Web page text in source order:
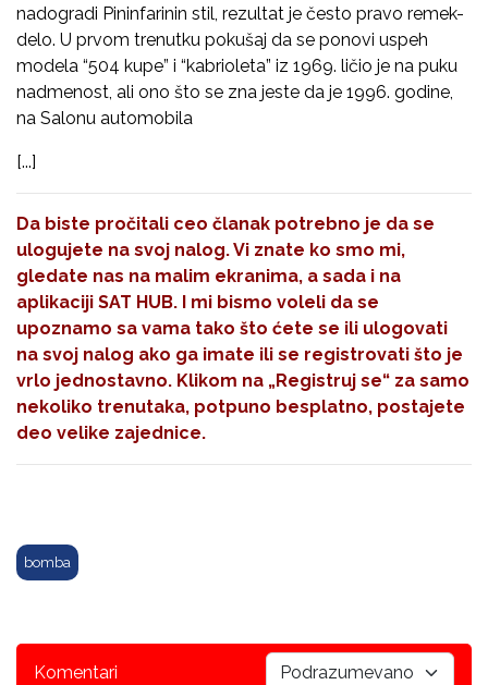
nadogradi Pininfarinin stil, rezultat je često pravo remek-
delo. U prvom trenutku pokušaj da se ponovi uspeh
modela “504 kupe” i “kabrioleta” iz 1969. ličio je na puku
nadmenost, ali ono što se zna jeste da je 1996. godine,
na Salonu automobila
[...]
Da biste pročitali ceo članak potrebno je da se
ulogujete na svoj nalog. Vi znate ko smo mi,
gledate nas na malim ekranima, a sada i na
aplikaciji SAT HUB. I mi bismo voleli da se
upoznamo sa vama tako što ćete se ili ulogovati
na svoj nalog ako ga imate ili se registrovati što je
vrlo jednostavno. Klikom na „Registruj se“ za samo
nekoliko trenutaka, potpuno besplatno, postajete
deo velike zajednice.
bomba
Komentari